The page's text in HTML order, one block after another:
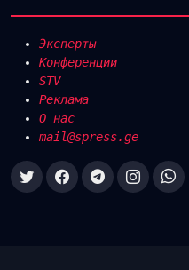
Эксперты
Конференции
STV
Реклама
О нас
mail@spress.ge